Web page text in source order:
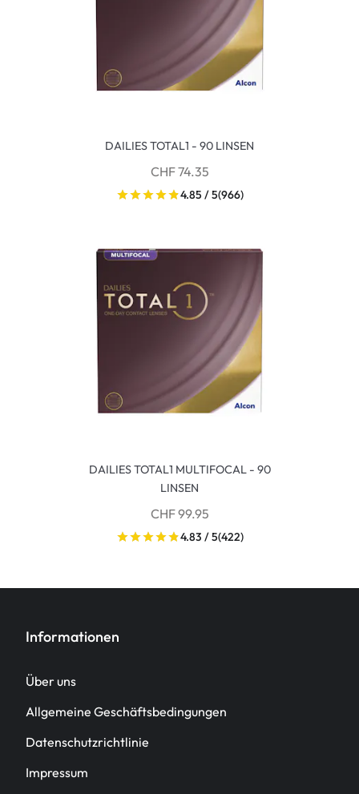
DAILIES TOTAL1 - 90 LINSEN
CHF 74.35
4.85 / 5(966)
DAILIES TOTAL1 MULTIFOCAL - 90
LINSEN
CHF 99.95
4.83 / 5(422)
Informationen
Über uns
Allgemeine Geschäftsbedingungen
Datenschutzrichtlinie
Impressum